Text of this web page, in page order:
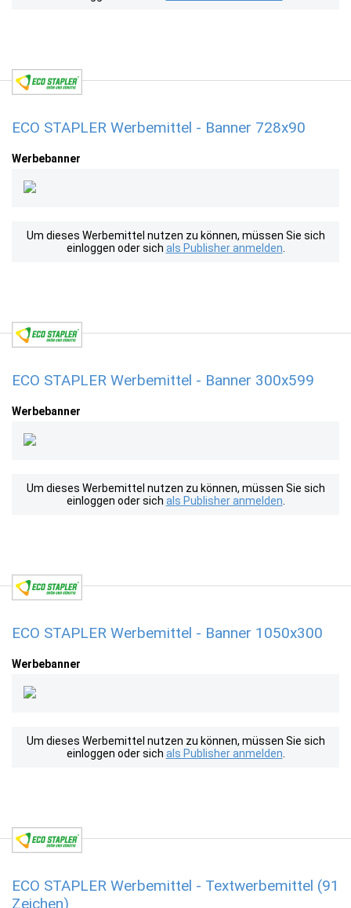
ECO STAPLER Werbemittel - Banner 728x90
Werbebanner
Um dieses Werbemittel nutzen zu können, müssen Sie sich
einloggen oder sich als Publisher anmelden
ECO STAPLER Werbemittel - Banner 300x599
Werbebanner
Um dieses Werbemittel nutzen zu können, müssen Sie sich
einloggen oder sich als Publisher anmelden
ECO STAPLER Werbemittel - Banner 1050x300
Werbebanner
Um dieses Werbemittel nutzen zu können, müssen Sie sich
einloggen oder sich als Publisher anmelden
ECO STAPLER Werbemittel - Textwerbemittel (91
Zeichen)